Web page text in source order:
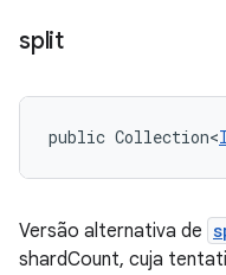
split
public Collection<
Versão alternativa de
shardCount, cuja